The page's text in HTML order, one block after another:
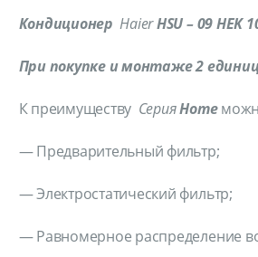
КондиционерHaierHSU– 09HEK
При покупке и монтаже 2
К преимуществу СерияHome
— Предварительный фильтр;
— Электростатический фильтр;
— Равномерное распределение